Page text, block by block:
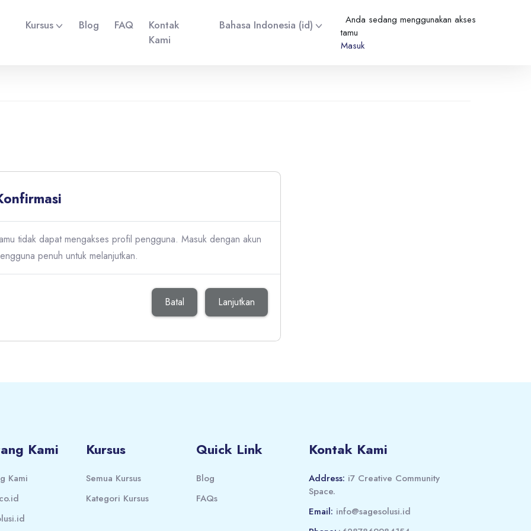
Kursus Blog FAQ
Kontak
Kami
Bahasa Indonesia ‎(id)‎
Anda sedang menggunakan akses
tamu
Masuk
tidak dapat mengakses profil pengguna. Masuk dengan akun
penuh untuk melanjutkan.
Batal Lanjutkan
Kami
Kami
Kursus
Semua Kursus
Kategori Kursus
Quick Link
Blog
FAQs
Kontak Kami
Address: i7 Creative Community
Space.
Email: info@sagesolusi.id